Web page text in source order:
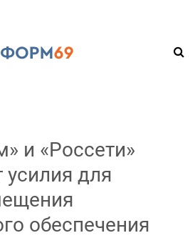
и «Россети»
для
обеспечения